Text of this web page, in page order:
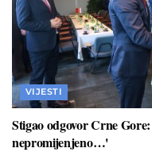
VIJESTI
Stigao odgovor Crne
nepromijenjeno…'